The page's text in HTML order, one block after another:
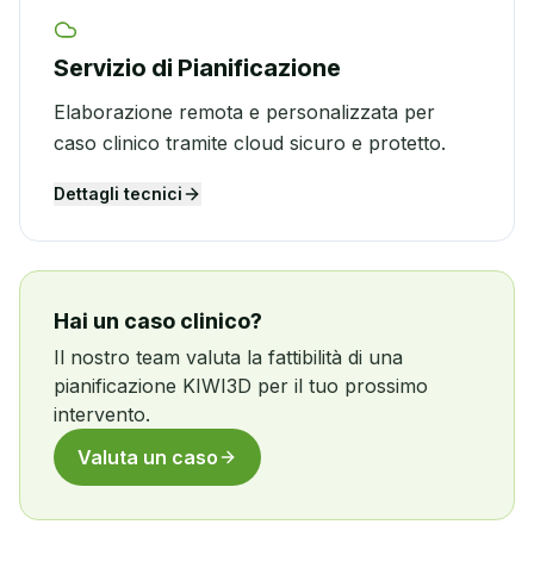
Servizio di Pianificazione
Elaborazione remota e personalizzata per
caso clinico tramite cloud sicuro e protetto.
Dettagli tecnici
Hai un caso clinico?
Il nostro team valuta la fattibilità di una
pianificazione KIWI3D per il tuo prossimo
intervento.
Valuta un caso